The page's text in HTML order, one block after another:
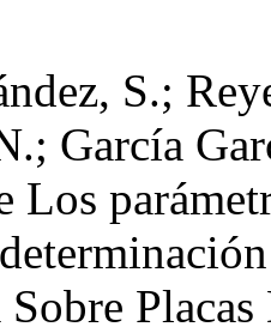
S.;
García
Los
Sobre